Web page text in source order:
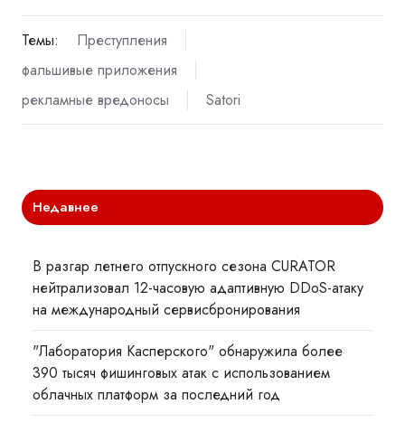
Темы:
Преступления
фальшивые приложения
рекламные вредоносы
Satori
Недавнее
В разгар летнего отпускного сезона CURATOR
нейтрализовал 12-часовую адаптивную DDoS-атаку
на международный сервисбронирования
"Лаборатория Касперского" обнаружила более
390 тысяч фишинговых атак с использованием
облачных платформ за последний год